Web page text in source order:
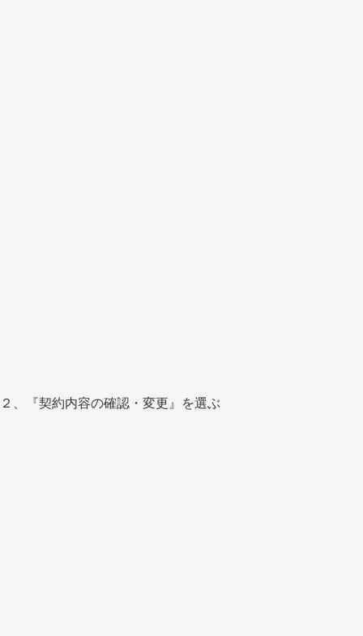
２、『契約内容の確認・変更』を選ぶ